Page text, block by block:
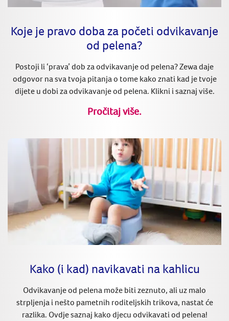
Koje je pravo doba za početi odvikavanje
od pelena?
Postoji li ‘prava’ dob za odvikavanje od pelena? Zewa daje
odgovor na sva tvoja pitanja o tome kako znati kad je tvoje
dijete u dobi za odvikavanje od pelena. Klikni i saznaj više.
Pročitaj više.
Kako (i kad) navikavati na kahlicu
Odvikavanje od pelena može biti zeznuto, ali uz malo
strpljenja i nešto pametnih roditeljskih trikova, nastat će
razlika. Ovdje saznaj kako djecu odvikavati od pelena!